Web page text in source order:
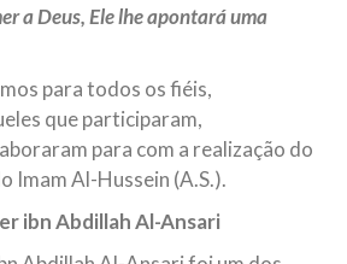
a Deus, Ele lhe apontará uma
para todos os fiéis,
que participaram,
para com a realização do
Imam Al-Hussein (A.S.).
ibn Abdillah Al-Ansari